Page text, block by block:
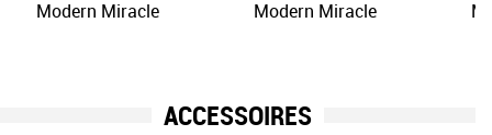
Modern Miracle
Modern Miracle
ACCESSOIRES